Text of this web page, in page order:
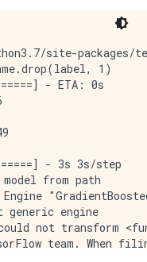
site-packages/
1)
- ETA: 0s
- 3s 3s/step
from path
generic engine
could not transform
team. When